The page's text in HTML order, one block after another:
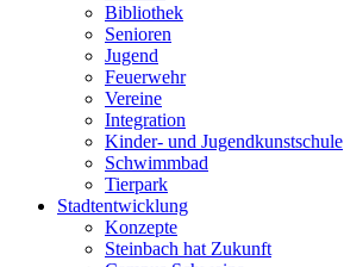
Bibliothek
Senioren
Jugend
Feuerwehr
Vereine
Integration
Kinder- und Jugendkunstschule
Schwimmbad
Tierpark
Stadtentwicklung
Konzepte
Steinbach hat Zukunft